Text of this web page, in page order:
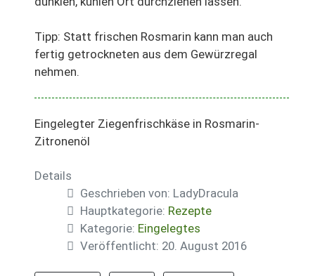
Tipp: Statt frischen Rosmarin kann man auch
fertig getrockneten aus dem Gewürzregal
nehmen.
Eingelegter Ziegenfrischkäse in Rosmarin-
Zitronenöl
Details
Geschrieben von: LadyDracula
Hauptkategorie: Rezepte
Kategorie: Eingelegtes
Veröffentlicht: 20. August 2016